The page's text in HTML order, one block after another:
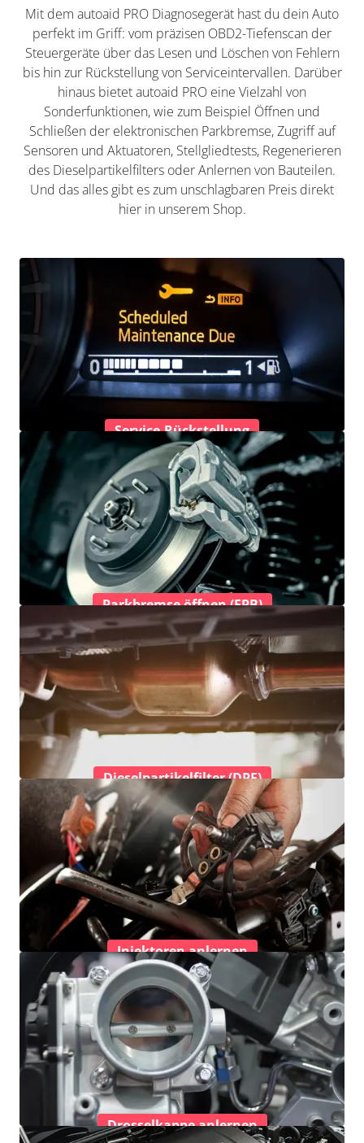
Mit dem autoaid PRO Diagnosegerät hast du dein Auto
perfekt im Griff: vom präzisen OBD2-Tiefenscan der
Steuergeräte über das Lesen und Löschen von Fehlern
bis hin zur Rückstellung von Serviceintervallen. Darüber
hinaus bietet autoaid PRO eine Vielzahl von
Sonderfunktionen, wie zum Beispiel Öffnen und
Schließen der elektronischen Parkbremse, Zugriff auf
Sensoren und Aktuatoren, Stellgliedtests, Regenerieren
des Dieselpartikelfilters oder Anlernen von Bauteilen.
Und das alles gibt es zum unschlagbaren Preis direkt
hier in unserem Shop.
Service-Rückstellung
Parkbremse öffnen (EPB)
Dieselpartikelfilter (DPF)
Injektoren anlernen
Drosselkappe anlernen